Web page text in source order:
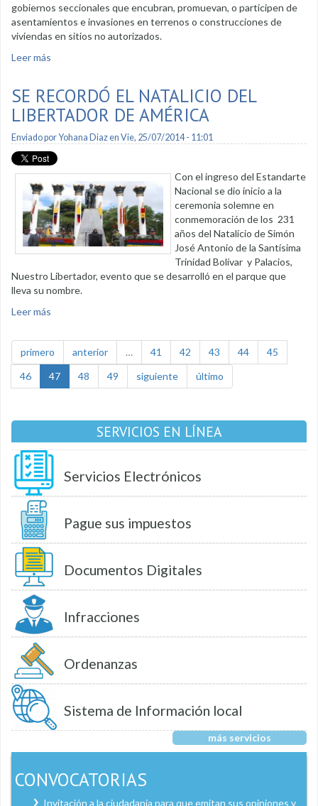
gobiernos seccionales que encubran, promuevan, o participen de
asentamientos e invasiones en terrenos o construcciones de
viviendas en sitios no autorizados.
Leer más
SE RECORDÓ EL NATALICIO DEL
LIBERTADOR DE AMÉRICA
Enviado porYohana Diazen Vie, 25/07/2014 - 11:01
Con el ingreso del Estandarte
Nacional se dio inicio a la
ceremonia solemne en
conmemoración de los 231
años del Natalicio de Simón
José Antonio de la Santísima
Trinidad Bolívar y Palacios,
Nuestro Libertador, evento que se desarrolló en el parque que
lleva su nombre.
Leer más
primero anterior … 41 42 43 44
45
46
47 48 49 siguiente último
SERVICIOS EN LÍNEA
Servicios Electrónicos
Pague sus impuestos
Documentos Digitales
Infracciones
Ordenanzas
Sistema de Información local
más servicios
CONVOCATORIAS
Invitación a la ciudadanía para que emitan sus opiniones y